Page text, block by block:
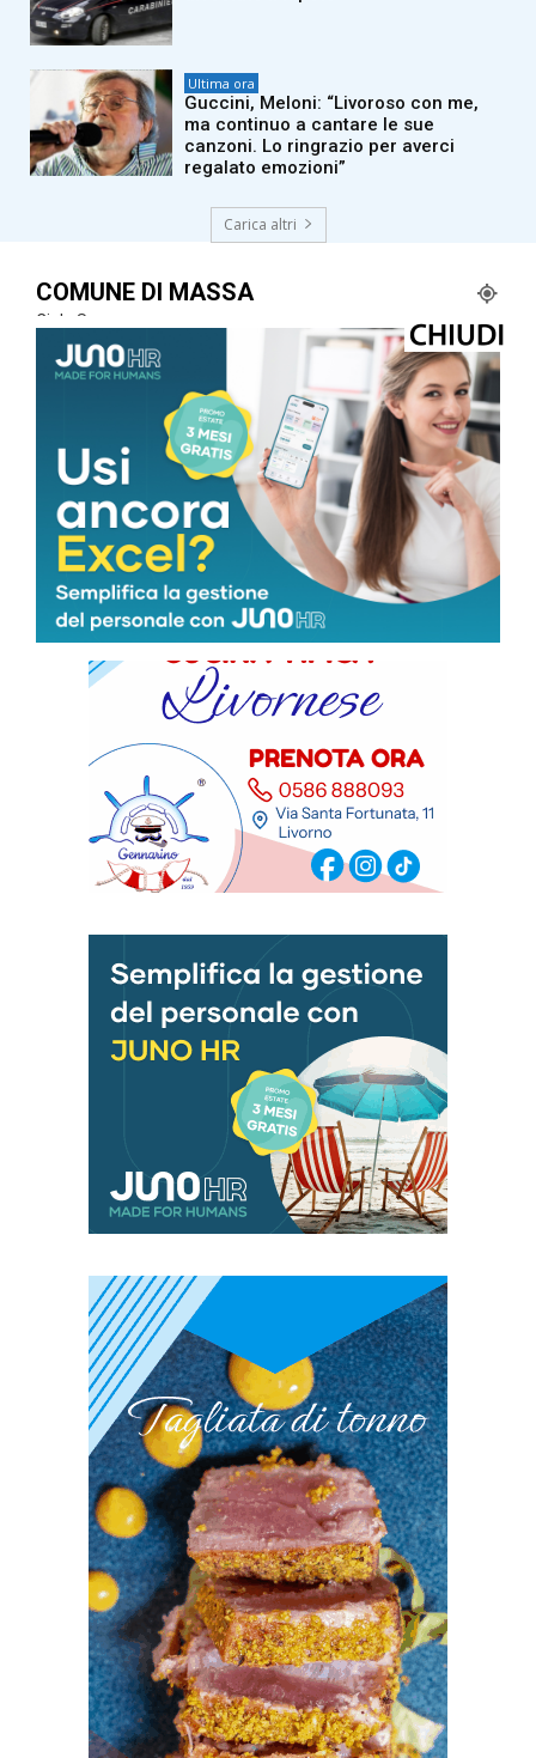
Ultima ora
Guccini, Meloni: “Livoroso con me,
ma continuo a cantare le sue
canzoni. Lo ringrazio per averci
regalato emozioni”
Carica altri
COMUNE DI MASSA
Cielo Sereno
27°
27°
1.8kmh 0 %
VEN
35°
SAB
35°
DOM
32
LUN
32
MAR